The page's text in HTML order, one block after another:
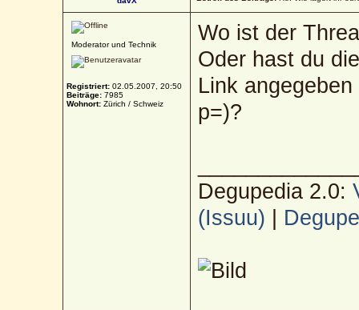
Moderator und Technik
Registriert: 02.05.2007, 20:50
Beiträge: 7985
Wohnort: Zürich / Schweiz
Wo ist der
Oder hast du
Link
p=)?
Degupedia 2.0:
(Issuu)